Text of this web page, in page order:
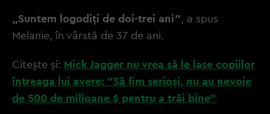
„Suntem logodiți de doi-trei ani”, a spus
Melanie, în vârstă de 37 de ani.
Citește și: Mick Jagger nu vrea să le lase copiilor
întreaga lui avere: "Să fim serioși, nu au nevoie
de 500 de milioane $ pentru a trăi bine"